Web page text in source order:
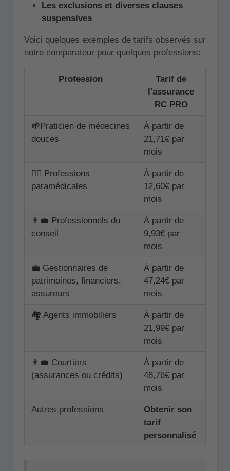
Les exclusions et diverses clauses
suspensives
Voici quelques exemples de tarifs observés sur
notre comparateur pour quelques professions:
Profession
Tarif de
l'assurance
RC PRO
🌱 Praticien de médecines
douces
À partir de
21,71€ par
mois
👩‍⚕️ Professions
paramédicales
À partir de
12,60€ par
mois
👨‍💼 Professionnels du
conseil
À partir de
9,93€ par
mois
💼 Gestionnaires de
patrimoines, financiers,
assureurs
À partir de
47,24€ par
mois
🏘️ Agents immobiliers
À partir de
21,99€ par
mois
👨‍💼 Courtiers
(assurances ou crédits)
À partir de
48,76€ par
mois
Autres professions
Obtenir son
tarif
personnalisé